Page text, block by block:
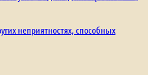
неприятностях, способных